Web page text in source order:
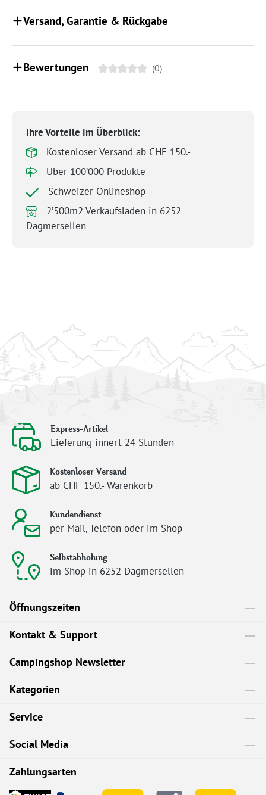
Versand, Garantie & Rückgabe
Bewertungen (0)
Ihre Vorteile im Überblick:
Kostenloser Versand ab CHF 150.-
Über 100’000 Produkte
Schweizer Onlineshop
2’500m2 Verkaufsladen in 6252
Dagmersellen
Express-Artikel
Lieferung innert 24 Stunden
Kostenloser Versand
ab CHF 150.- Warenkorb
Kundendienst
per Mail, Telefon oder im Shop
Selbstabholung
im Shop in 6252 Dagmersellen
Öffnungszeiten
Kontakt & Support
Campingshop Newsletter
Kategorien
Service
Social Media
Zahlungsarten